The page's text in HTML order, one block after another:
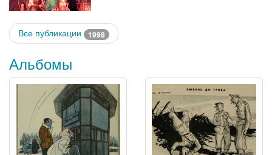
Все публикации 1998
Альбомы